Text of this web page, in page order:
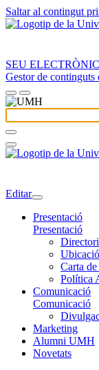
Saltar al contingut
SEU
Gestor de continguts
Editar
Presentació
Presentació
Directori
Ubicació
Carta
Política
Comunicació
Comunicació
Marketing
Alumni UMH
Novetats